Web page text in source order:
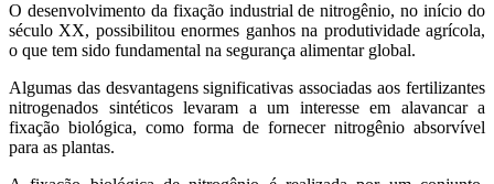
O desenvolvimento da fixação industrial de nitrogênio, no início do
século XX, possibilitou enormes ganhos na produtividade agrícola,
o que tem sido fundamental na segurança alimentar global.
Algumas das desvantagens significativas associadas aos fertilizantes
nitrogenados sintéticos levaram a um interesse em alavancar a
fixação biológica, como forma de fornecer nitrogênio absorvível
para as plantas.